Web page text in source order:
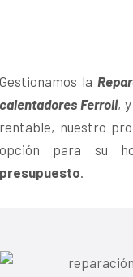
Gestionamos la
calentadores Ferroli,
rentable, nuestro
opción para su
presupuesto.